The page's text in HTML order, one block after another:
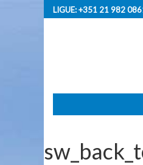
LIGUE:+351 21 982